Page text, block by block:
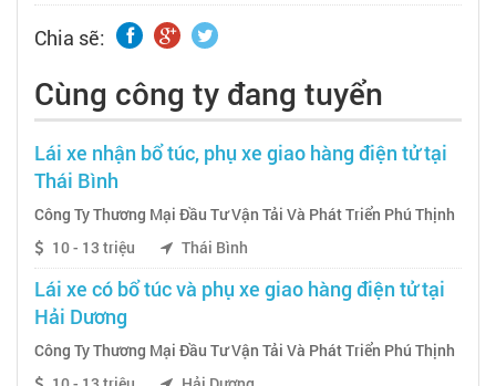
Chia sẽ:
Cùng công ty đang tuyển
Lái xe nhận bổ túc, phụ xe giao hàng điện tử tại
Thái Bình
Công Ty Thương Mại Đầu Tư Vận Tải Và Phát Triển Phú Thịnh
10 - 13 triệu
Thái Bình
Lái xe có bổ túc và phụ xe giao hàng điện tử tại
Hải Dương
Công Ty Thương Mại Đầu Tư Vận Tải Và Phát Triển Phú Thịnh